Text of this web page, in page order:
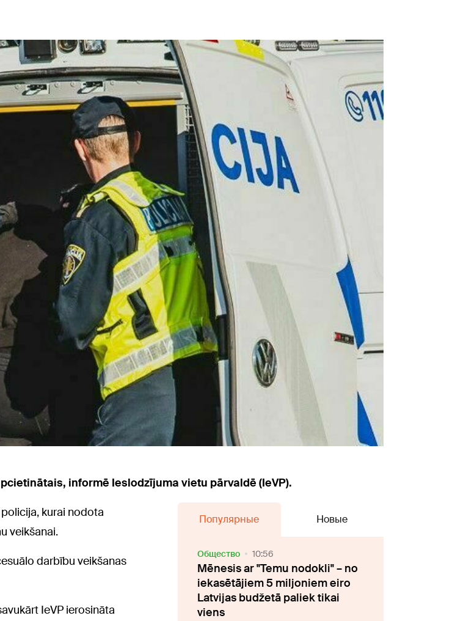
informē Ieslodzījuma vietu pārvaldē (IeVP).
kurai nodota
veikšanai.
darbību veikšanas
IeVP ierosināta
Популярные Новые
Oбщество 10:56
Mēnesis ar "Temu nodokli" – no
iekasētājiem 5 miljoniem eiro
Latvijas budžetā paliek tikai
viens